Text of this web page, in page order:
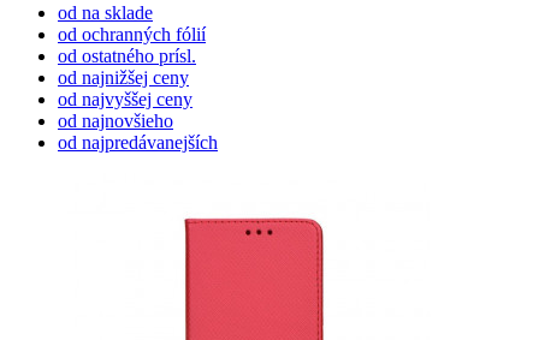
od na sklade
od ochranných fólií
od ostatného prísl.
od najnižšej ceny
od najvyššej ceny
od najnovšieho
od najpredávanejších